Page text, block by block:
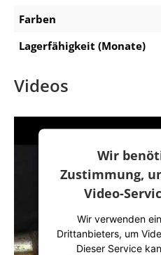
Farben
Lagerfähigkeit (Monate)
Videos
Wir
Zustimmung,
Video-
Wir verwenden
Drittanbieters, um
Dieser Service